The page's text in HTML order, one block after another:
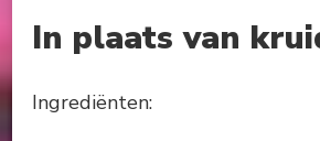
In plaats van
Ingrediënten: